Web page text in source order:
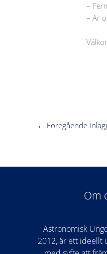
–
– Är
← Föregående
Om
Astronomisk
2012, är ett ideellt